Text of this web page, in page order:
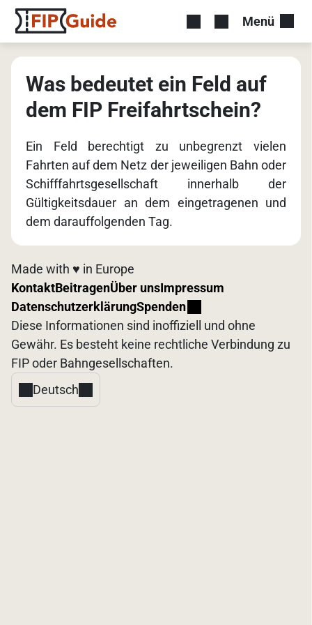
Menü
Was bedeutet ein Feld auf
dem FIP Freifahrtschein?
Ein Feld berechtigt zu unbegrenzt vielen
Fahrten auf dem Netz der jeweiligen Bahn oder
Schifffahrtsgesellschaft innerhalb der
Gültigkeitsdauer an dem eingetragenen und
dem darauffolgenden Tag.
Made with ♥️ in Europe
KontaktBeitragenÜber unsImpressum
DatenschutzerklärungSpenden
Diese Informationen sind inoffiziell und ohne
Gewähr. Es besteht keine rechtliche Verbindung zu
FIP oder Bahngesellschaften.
Deutsch